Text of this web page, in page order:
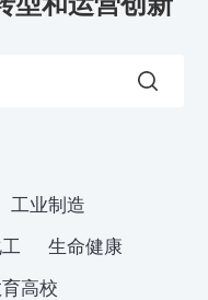
工业制造
生命健康
高校